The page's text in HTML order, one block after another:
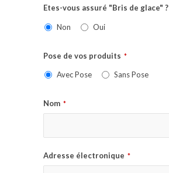
Etes-vous assuré "Bris de glace" ?
Non Oui
Pose de vos produits *
Avec Pose Sans Pose
Nom *
Adresse électronique *